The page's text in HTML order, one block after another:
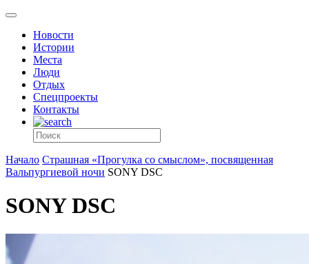
Новости
Истории
Места
Люди
Отдых
Спецпроекты
Контакты
Начало Страшная «Прогулка со смыслом», посвященная
Вальпургиевой ночи SONY DSC
SONY DSC